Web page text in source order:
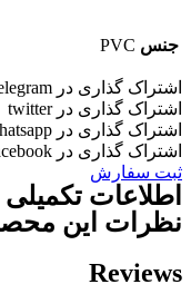
جنس PVC
اشتراک گذاری در telegram
اشتراک گذاری در twitter
اشتراک گذاری در whatsapp
اشتراک گذاری در facebook
ثبت سفارش
اطلاعات
نظرات این
Reviews